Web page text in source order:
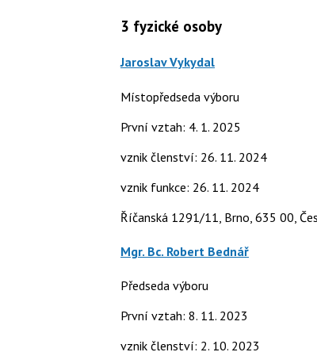
3 fyzické osoby
Jaroslav Vykydal
Místopředseda výboru
První vztah: 4. 1. 2025
vznik členství: 26. 11. 2024
vznik funkce: 26. 11. 2024
Říčanská 1291/11, Brno, 635 00,
Mgr. Bc. Robert Bednář
Předseda výboru
První vztah: 8. 11. 2023
vznik členství: 2. 10. 2023